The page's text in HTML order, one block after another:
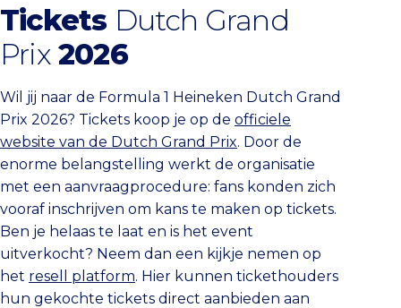
Tickets Dutch Grand
Prix2026
Wil jij naar de Formula 1 Heineken Dutch Grand
Prix 2026? Tickets koop je op de officiele
website van de Dutch Grand Prix. Door de
enorme belangstelling werkt de organisatie
met een aanvraagprocedure: fans konden zich
vooraf inschrijven om kans te maken op tickets.
Ben je helaas te laat en is het event
uitverkocht? Neem dan een kijkje nemen op
het resell platform. Hier kunnen tickethouders
hun gekochte tickets direct aanbieden aan